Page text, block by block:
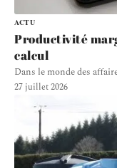
ACTU
Productivité
calcul
Dans le monde des
27 juillet 2026